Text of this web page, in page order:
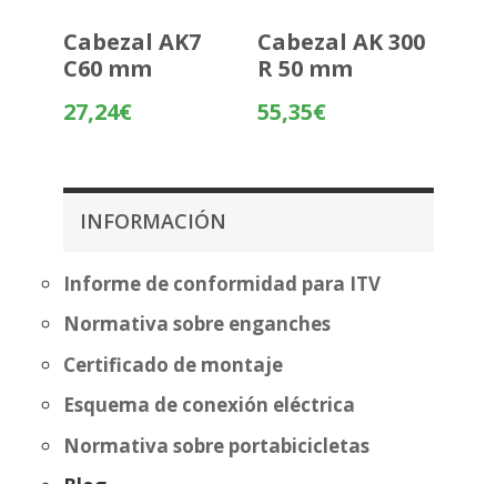
Cabezal AK7
C60 mm
27,24€
Cabezal AK 300
R 50 mm
55,35€
INFORMACIÓN
Informe de conformidad para ITV
Normativa sobre enganches
Certificado de montaje
Esquema de conexión eléctrica
Normativa sobre portabicicletas